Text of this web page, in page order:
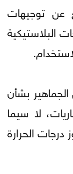
عن توجيهات
البلاستيكية
بشأن
لا سيما
الحرارة